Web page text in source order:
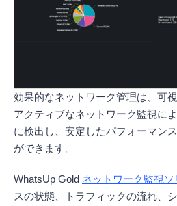
効果的なネットワーク管理は、可
アクティブなネットワーク監視に
に検出し、安定したパフォーマン
ができます。
WhatsUp Gold ネットワーク監視
スの状態、トラフィックの流れ、